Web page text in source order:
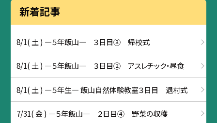
新着記事
8/1( 土 ) ―５年飯山― ３日目③ 帰校式
8/1( 土 ) ―５年飯山― ３日目② アスレチック・昼食
8/1( 土 ) ―５年生― 飯山自然体験教室３日目 退村式
7/31( 金 ) ―５年飯山― ２日目④ 野菜の収穫